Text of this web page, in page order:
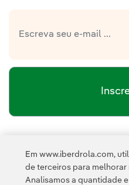
Esta página é protegida
Privacidade
Em www.iberdrola.com,
de terceiros para melhorar
Analisamos a quantidade